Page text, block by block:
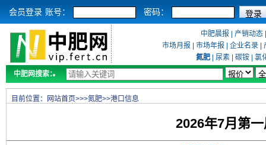
会员登录 账号： 密码：
中肥晨报 产销动态
市场月报
市场年报 企业名录
氮肥
尿素 碳铵
氯
中肥网搜索：
目前位置： 网站首页>>>氮肥>>港口信息
2026年7月第